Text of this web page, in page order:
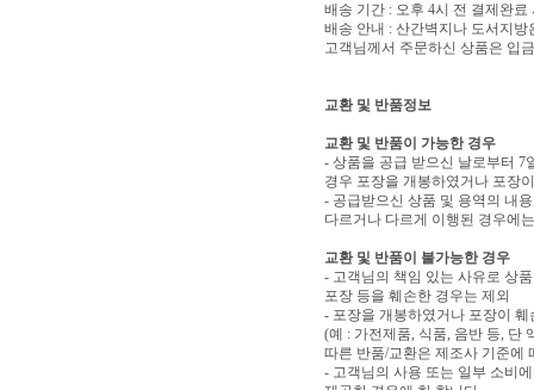
배송 기간 : 오후 4시 전 결제완료
배송 안내 : 산간벽지나 도서지
고객님께서 주문하신 상품은 입
교환 및 반품정보
교환 및 반품이 가능한 경우
- 상품을 공급 받으신 날로부터 7
경우 포장을 개봉하였거나 포장
- 공급받으신 상품 및 용역의 내
다르거나 다르게 이행된 경우에
교환 및 반품이 불가능한 경우
- 고객님의 책임 있는 사유로 상
포장 등을 훼손한 경우는 제외
- 포장을 개봉하였거나 포장이
(예 : 가전제품, 식품, 음반 등, 단
따른 반품/교환은 제조사 기준에
- 고객님의 사용 또는 일부 소비